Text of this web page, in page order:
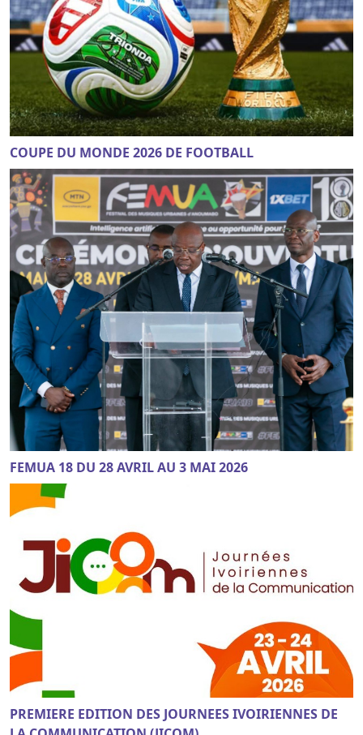
COUPE DU MONDE 2026 DE FOOTBALL
FEMUA 18 DU 28 AVRIL AU 3 MAI 2026
PREMIERE EDITION DES JOURNEES IVOIRIENNES DE